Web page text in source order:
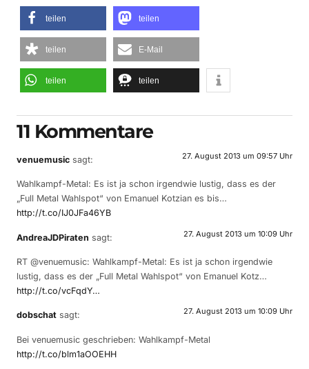
teilen teilen
teilen E-Mail
teilen teilen
11 Kommentare
venuemusic sagt: 27. August 2013 um 09:57 Uhr
Wahlkampf-Metal: Es ist ja schon irgendwie lustig, dass es der
„Full Metal Wahlspot“ von Emanuel Kotzian es bis…
http://t.co/IJ0JFa46YB
AndreaJDPiraten sagt: 27. August 2013 um 10:09 Uhr
RT @venuemusic: Wahlkampf-Metal: Es ist ja schon irgendwie
lustig, dass es der „Full Metal Wahlspot“ von Emanuel Kotz…
http://t.co/vcFqdY…
dobschat sagt: 27. August 2013 um 10:09 Uhr
Bei venuemusic geschrieben: Wahlkampf-Metal
http://t.co/blm1aOOEHH